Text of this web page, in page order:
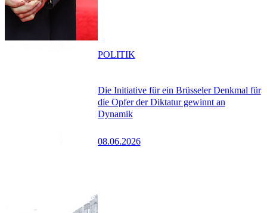
Die Initiative für ein Brüsseler Denkmal für
die Opfer der Diktatur gewinnt an
Dynamik
08.06.2026
POLITIK